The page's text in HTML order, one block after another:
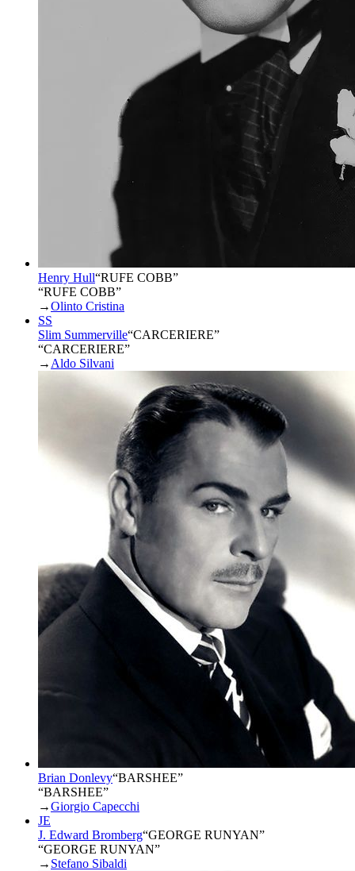
Henry Hull“RUFE COBB”
“RUFE COBB”
→Olinto Cristina
SS
Slim Summerville“CARCERIERE”
“CARCERIERE”
→ Aldo Silvani
Brian Donlevy“BARSHEE”
“BARSHEE”
→Giorgio Capecchi
JE
J. Edward Bromberg“GEORGE RUNYAN”
“GEORGE RUNYAN”
→ Stefano Sibaldi